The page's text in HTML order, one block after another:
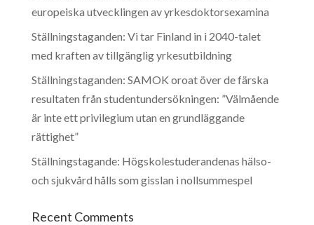
europeiska utvecklingen av yrkesdoktorsexamina
Ställningstaganden: Vi tar Finland in i 2040-talet
med kraften av tillgänglig yrkesutbildning
Ställningstaganden: SAMOK oroat över de färska
resultaten från studentundersökningen: ”Välmående
är inte ett privilegium utan en grundläggande
rättighet”
Ställningstagande: Högskolestuderandenas hälso-
och sjukvård hålls som gisslan i nollsummespel
Recent Comments